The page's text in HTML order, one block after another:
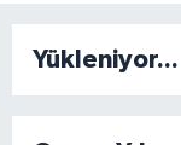
Yükleniyor...